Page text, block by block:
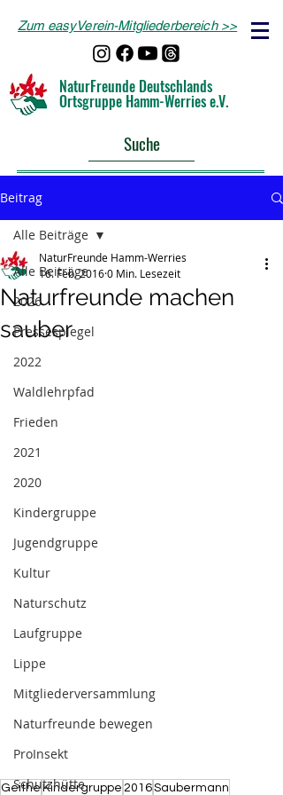
Zum easyVerein-Mitgliederbereich >>
NaturFreunde Deutschlands
Ortsgruppe Hamm-Werries e.V.
Suche
Beitrag
Alle Beiträge
2026
Pressespiegel
2022
Waldlehrpfad
Frieden
2021
2020
Kindergruppe
Jugendgruppe
Kultur
Naturschutz
Laufgruppe
Lippe
Mitgliederversammlung
Naturfreunde bewegen
ProInsekt
Schutzhütte
Alle Beiträge
Naturfreunde machen
sauber
NaturFreunde Hamm-Werries
16. Feb. 20160 Min. Lesezeit
GeitheKindergruppe 2016Saubermann